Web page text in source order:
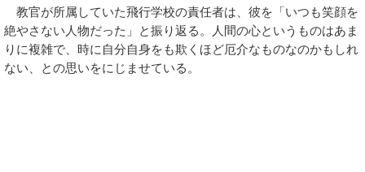
教官が所属していた飛行学校の責任者は、彼を「いつも笑顔を
絶やさない人物だった」と振り返る。人間の心というものはあま
りに複雑で、時に自分自身をも欺くほど厄介なものなのかもしれ
ない、との思いをにじませている。